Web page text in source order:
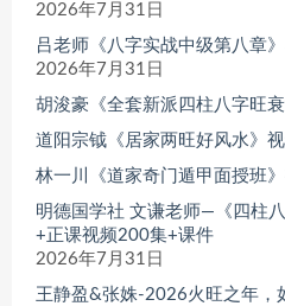
2026年7月31日
吕老师《八字实战中级第八章
2026年7月31日
胡浚豪《全套新派四柱八字旺衰
道阳宗钺《居家两旺好风水》
林一川《道家奇门遁甲面授班
明德国学社 文谦老师—《四柱
+正课视频200集+课件
2026年7月31日
王静盈&张姝-2026火旺之年，